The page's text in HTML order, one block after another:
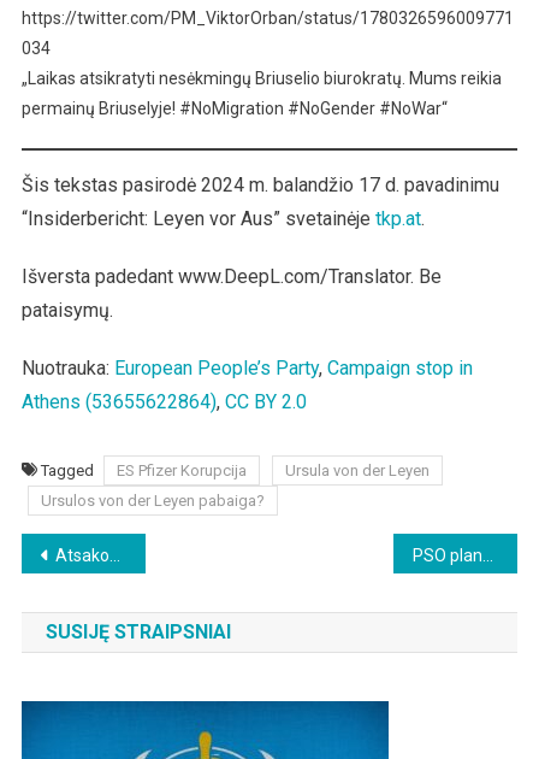
https://twitter.com/PM_ViktorOrban/status/1780326596009771
034
„Laikas atsikratyti nesėkmingų Briuselio biurokratų. Mums reikia
permainų Briuselyje! #NoMigration #NoGender #NoWar“
Šis tekstas pasirodė 2024 m. balandžio 17 d. pavadinimu
“Insiderbericht: Leyen vor Aus” svetainėje tkp.at.
Išversta padedant www.DeepL.com/Translator. Be
pataisymų.
Nuotrauka: European People’s Party, Campaign stop in
Athens (53655622864), CC BY 2.0
Tagged ES Pfizer Korupcija
Ursula von der Leyen
Ursulos von der Leyen pabaiga?
Beitragsnavigation
Atsakomasis smūgis: Iranas prasiskverbė pro Izraelio oro gynybą PSO planuoja klastingą perversmą 194 šalyse!
SUSIJĘ STRAIPSNIAI